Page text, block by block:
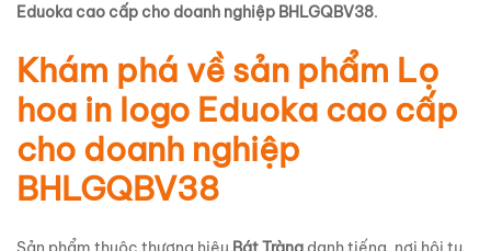
Eduoka cao cấp cho doanh nghiệp BHLGQBV38.
Khám phá về sản phẩm Lọ
hoa in logo Eduoka cao cấp
cho doanh nghiệp
BHLGQBV38